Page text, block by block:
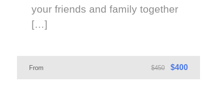
your friends and family together
[…]
From $450 $400